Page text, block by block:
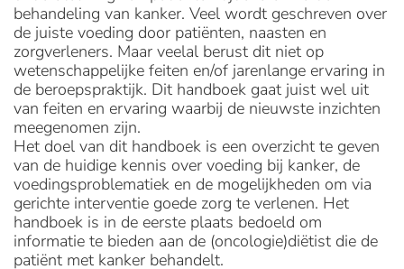
behandeling van kanker. Veel wordt geschreven over
de juiste voeding door patiënten, naasten en
zorgverleners. Maar veelal berust dit niet op
wetenschappelijke feiten en/of jarenlange ervaring in
de beroepspraktijk. Dit handboek gaat juist wel uit
van feiten en ervaring waarbij de nieuwste inzichten
meegenomen zijn.
Het doel van dit handboek is een overzicht te geven
van de huidige kennis over voeding bij kanker, de
voedingsproblematiek en de mogelijkheden om via
gerichte interventie goede zorg te verlenen. Het
handboek is in de eerste plaats bedoeld om
informatie te bieden aan de (oncologie)diëtist die de
patiënt met kanker behandelt.